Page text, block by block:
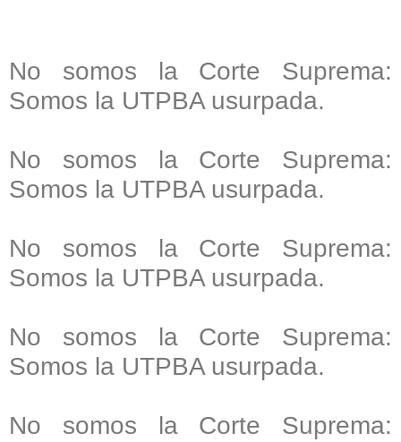
No somos la Corte Suprema:
Somos la UTPBA usurpada.
No somos la Corte Suprema:
Somos la UTPBA usurpada.
No somos la Corte Suprema:
Somos la UTPBA usurpada.
No somos la Corte Suprema:
Somos la UTPBA usurpada.
No somos la Corte Suprema: